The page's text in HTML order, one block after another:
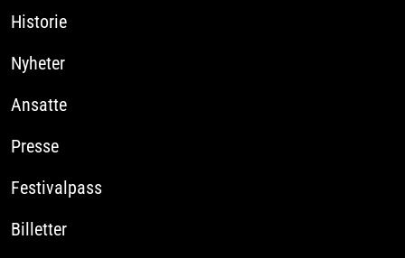
Historie
Nyheter
Ansatte
Presse
Festivalpass
Billetter